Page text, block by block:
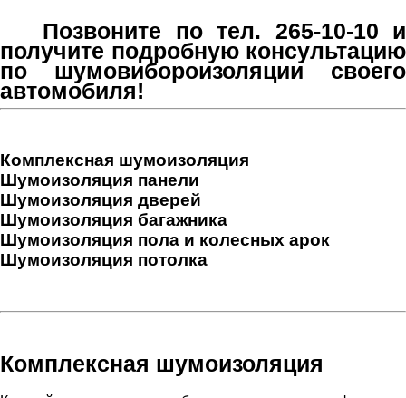
Позвоните по тел. 265-10-10 и
получите подробную консультацию
по шумовибороизоляции своего
автомобиля!
Комплексная шумоизоляция
Шумоизоляция панели
Шумоизоляция дверей
Шумоизоляция багажника
Шумоизоляция пола и колесных арок
Шумоизоляция потолка
Комплексная шумоизоляция